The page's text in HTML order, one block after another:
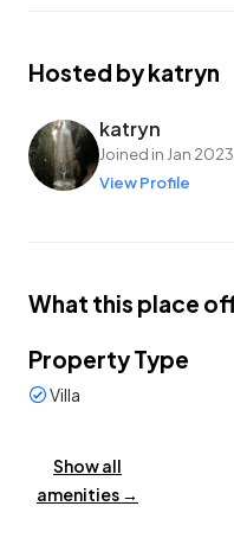
armadio e bagno;
bagni individuali e
sulla proprietà.
Hosted by katryn
katryn
Joined in Jan 2023
View Profile
What this place
Property Type
Villa
Show all
amenities →